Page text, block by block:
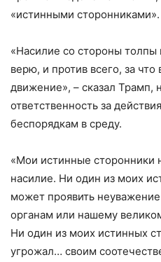
«истинными сторонниками».
«Насилие со стороны толпы
верю, и против всего, за
движение», – сказал Трамп,
ответственность за
беспорядкам в среду.
«Мои истинные сторонники
насилие. Ни один из моих
может проявить
органам или нашему
Ни один из моих истинных
угрожал… своим